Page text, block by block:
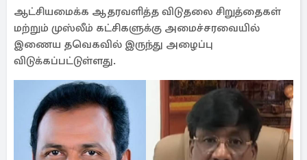
ஆட்சியமைக்க ஆதரவளித்த விடுதலை சிறுத்தைகள்
மற்றும் முஸ்லீம் கட்சிகளுக்கு அமைச்சரவையில்
இணைய தவெகவில் இருந்து அழைப்பு
விடுக்கப்பட்டுள்ளது.